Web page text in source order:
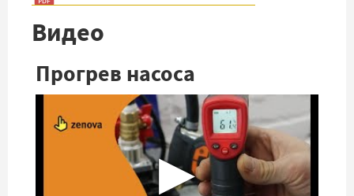
Видео
Прогрев насоса
▶